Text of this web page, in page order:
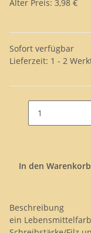
Alter Preis: 3,98 €
Sofort verfügbar
Lieferzeit: 1 - 2
In den Warenkorb
Beschreibung
ein